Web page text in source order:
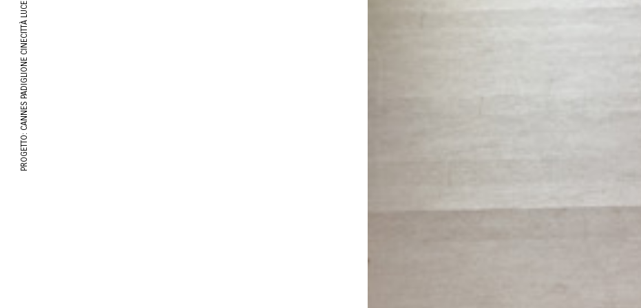
PROGETTO: CANNES PADIGLIONE CINECITTÀ LUCE